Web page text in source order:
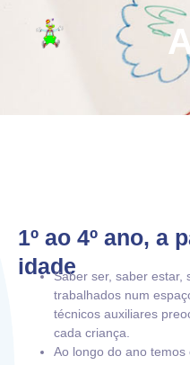
1º ao 4º ano, a
idadeSaber ser, saber estar,
trabalhados num
técnicos auxiliares
cada criança.
Ao longo do ano